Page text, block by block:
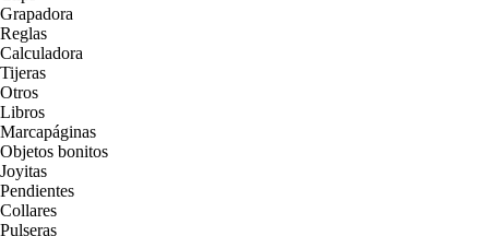
Grapadora
Reglas
Calculadora
Tijeras
Otros
Libros
Marcapáginas
Objetos bonitos
Joyitas
Pendientes
Collares
Pulseras